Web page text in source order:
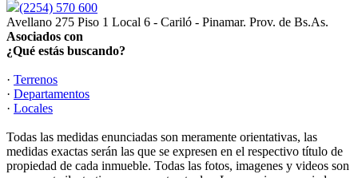
(2254) 570 600
Avellano 275 Piso 1 Local 6 - Cariló - Pinamar. Prov. de Bs.As.
Asociados con
¿Qué estás buscando?
· Terrenos
· Departamentos
· Locales
Todas las medidas enunciadas son meramente orientativas, las
medidas exactas serán las que se expresen en el respectivo título de
propiedad de cada inmueble. Todas las fotos, imagenes y videos son